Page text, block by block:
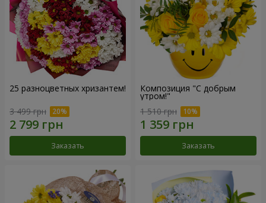
25 разноцветных хризантем!
3 499 грн
Заказать
Композиция "С добрым
утром!"
1 510 грн
Заказать